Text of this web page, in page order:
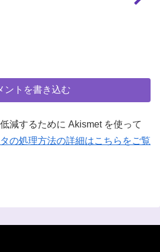
ントを書き込む
減するために Akismet を使って
の処理方法の詳細はこちらをご覧